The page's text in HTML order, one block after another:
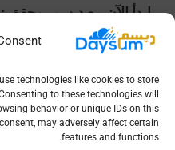
technologies like cookies to store
to these technologies will
behavior or unique IDs on this
may adversely affect certain
features and functions.
ابدأ الآن مع ديسم، وحقق
تعقيد تقني.